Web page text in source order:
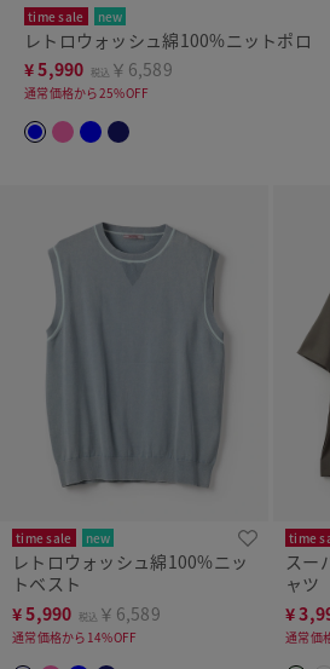
time sale new
レトロウォッシュ綿100%ニットポロ
¥5,990 税込 ￥6,589
通常価格から25%OFF
time sale new
レトロウォッシュ綿100%ニッ
トベスト
¥5,990 税込 ￥6,589
通常価格から14%OFF
time
スー
ャツ
¥
通常価